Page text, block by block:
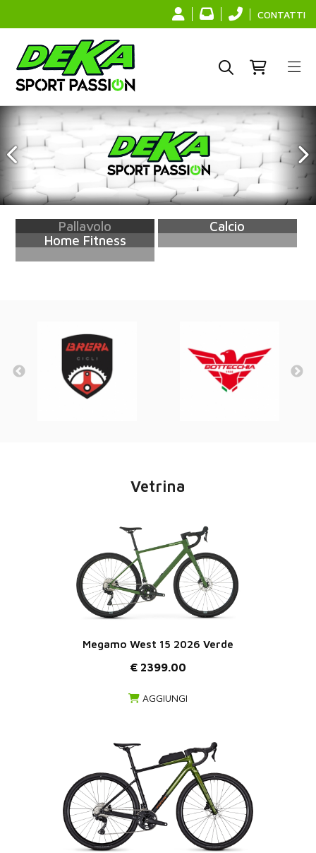
CONTATTI
Bike
Running
Pallavolo
Calcio
Home Fitness
Vetrina
Megamo West 15 2026 Verde
€ 2399.00
AGGIUNGI